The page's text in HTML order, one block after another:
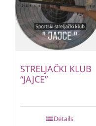
STRELJAČKI KLUB
“JAJCE”
Details